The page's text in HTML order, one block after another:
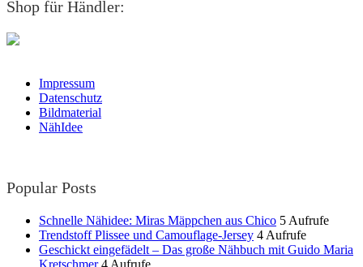
Shop für Händler:
Impressum
Datenschutz
Bildmaterial
NähIdee
Popular Posts
Schnelle Nähidee: Miras Mäppchen aus Chico 5 Aufrufe
Trendstoff Plissee und Camouflage-Jersey 4 Aufrufe
Geschickt eingefädelt – Das große Nähbuch mit Guido Maria
Kretschmer 4 Aufrufe